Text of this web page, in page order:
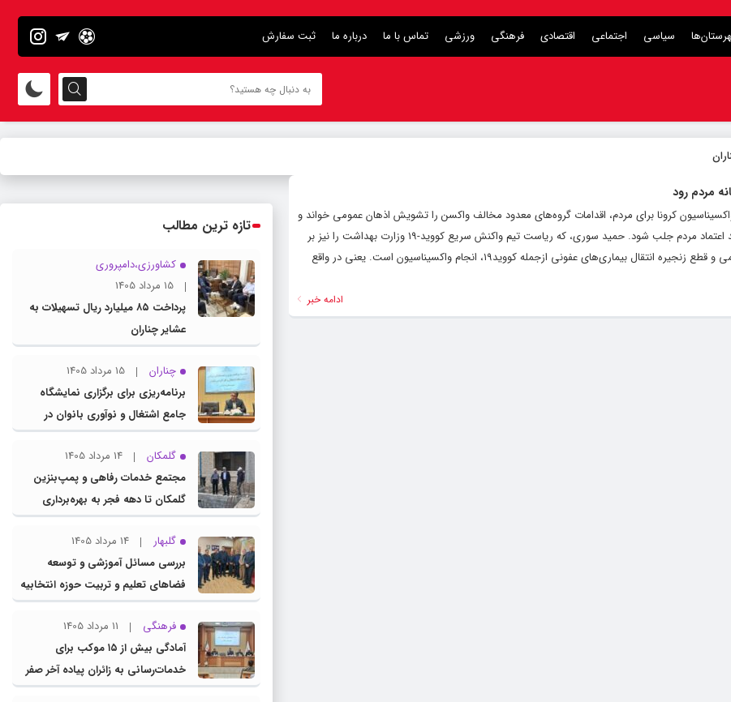
سیاسی اجتماعی اقتصادی فرهنگی ورزشی تماس با ما درباره ما ثبت سفارش
مردم رود
کرونا برای مردم، اقدامات گروه‌های معدود مخالف واکسن را تشویش اذهان عمومی خواند و
گفت: ضرر واکسن نزدن خیلی خیلی سنگین‌تر از واکسن زدن است و در این زمینه باید اعتماد مردم جلب شود. حمید سوری، که ریاست تیم واکنش سریع کووید-۱۹ وزارت بهداشت را نیز بر
عهده دارد، درباره واکسیناسیون کرونا گفت: یکی از موثرترین مداخلات برای مهار اپیدمی و قطع زنجیره انتقال بیماری‌های عفونی ازجمله کووید۱۹، انجام واکسیناسیون است. یعنی در واقع
ادامه خبر
تازه ترین مطالب
کشاورزی،دامپروری
15 مرداد 1405
پرداخت ۸۵ میلیارد ریال تسهیلات به
عشایر چناران
چناران
15 مرداد 1405
برنامه‌ریزی برای برگزاری نمایشگاه
جامع اشتغال و نوآوری بانوان در
چناران
گلمکان
14 مرداد 1405
مجتمع خدمات رفاهی و پمپ‌بنزین
گلمکان تا دهه فجر به بهره‌برداری
می‌رسد
گلبهار
14 مرداد 1405
بررسی مسائل آموزشی و توسعه
فضاهای تعلیم و تربیت حوزه انتخابیه
در نشست مشترک عضو کمیسیون
آموزش مجلس با مدیرکل آموزش و
پرورش خراسان رضوی
فرهنگی
11 مرداد 1405
آمادگی بیش از ۱۵ موکب برای
خدمات‌رسانی به زائران پیاده آخر صفر
در شهرستان چناران